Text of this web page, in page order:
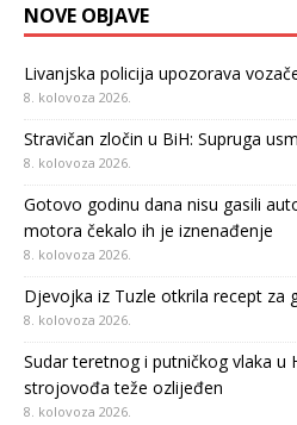
NOVE OBJAVE
Livanjska policija upozorava
8. kolovoza 2026.
Stravičan zločin u BiH: Supruga
8. kolovoza 2026.
Gotovo godinu dana nisu gasili
motora čekalo ih je iznenađenje
8. kolovoza 2026.
Djevojka iz Tuzle otkrila recept za
8. kolovoza 2026.
Sudar teretnog i putničkog vlaka u
strojovođa teže ozlijeđen
8. kolovoza 2026.